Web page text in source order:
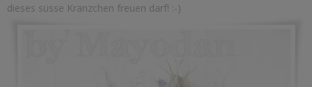
dieses süsse Kränzchen freuen darf! :-)